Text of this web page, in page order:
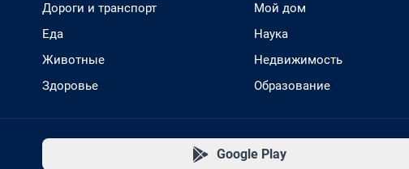
Дороги и транспорт
Еда
Животные
Здоровье
Мой дом
Наука
Недвижимость
Образование
Google Play